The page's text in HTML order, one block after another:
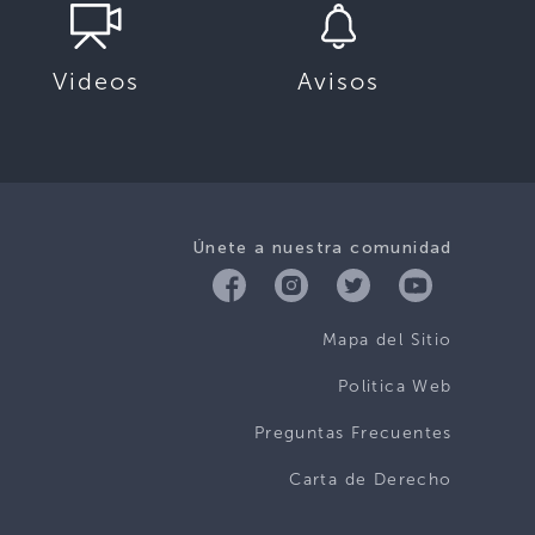
Videos Avisos
Únete a nuestra comunidad
Mapa del Sitio
Politica Web
Preguntas Frecuentes
Carta de Derecho